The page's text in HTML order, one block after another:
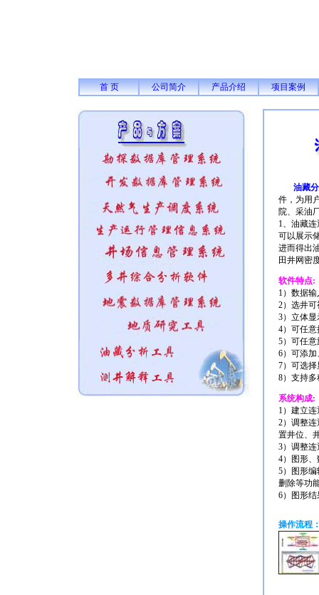
首 页 公司简介 产品介绍 项目案例
油藏
件，为用
院、采油
1、油藏
可以展示
进而得出
田井网密
软件特点:
1）数据输
2）选井
3）立体
4）可任
5）可任
6）可添
7）可选
8）支持
系统构成:
1）建立
2）调整
置井位、
3）调整
4）图形
5）图形
删除等功
6）图形
操作流程